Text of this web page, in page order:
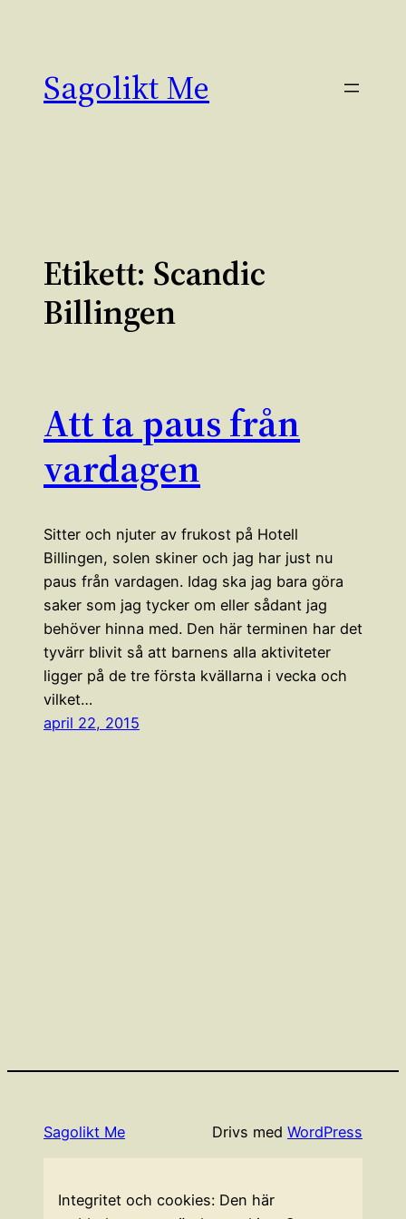
Sagolikt Me
Etikett: Scandic
Billingen
Att ta paus från
vardagen
Sitter och njuter av frukost på Hotell
Billingen, solen skiner och jag har just nu
paus från vardagen. Idag ska jag bara göra
saker som jag tycker om eller sådant jag
behöver hinna med. Den här terminen har det
tyvärr blivit så att barnens alla aktiviteter
ligger på de tre första kvällarna i vecka och
vilket…
april 22, 2015
Sagolikt Me Drivs med WordPress
Integritet och cookies: Den här